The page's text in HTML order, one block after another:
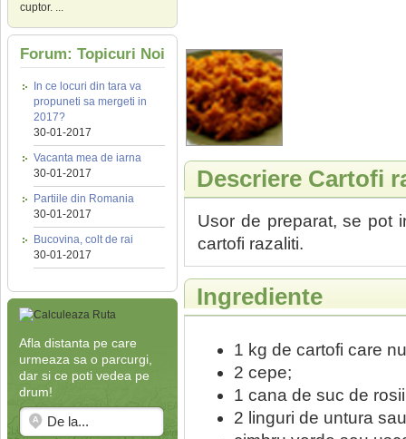
cuptor. ...
Forum: Topicuri Noi
In ce locuri din tara va
propuneti sa mergeti in
2017?
30-01-2017
Vacanta mea de iarna
30-01-2017
Partiile din Romania
30-01-2017
Bucovina, colt de rai
30-01-2017
Afla distanta pe care
urmeaza sa o parcurgi,
dar si ce poti vedea pe
drum!
Descriere Cartofi
Usor de preparat, se pot
cartofi razaliti.
Ingrediente
1 kg de cartofi care
2 cepe;
1 cana de suc de
2 linguri de untura